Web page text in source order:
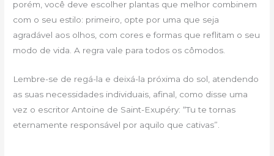
porém, você deve escolher plantas que melhor combinem
com o seu estilo: primeiro, opte por uma que seja
agradável aos olhos, com cores e formas que reflitam o seu
modo de vida. A regra vale para todos os cômodos.
Lembre-se de regá-la e deixá-la próxima do sol, atendendo
as suas necessidades individuais, afinal, como disse uma
vez o escritor Antoine de Saint-Exupéry: “Tu te tornas
eternamente responsável por aquilo que cativas”.